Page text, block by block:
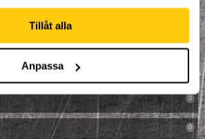
Tillåt alla
Anpassa
0
0
0
0